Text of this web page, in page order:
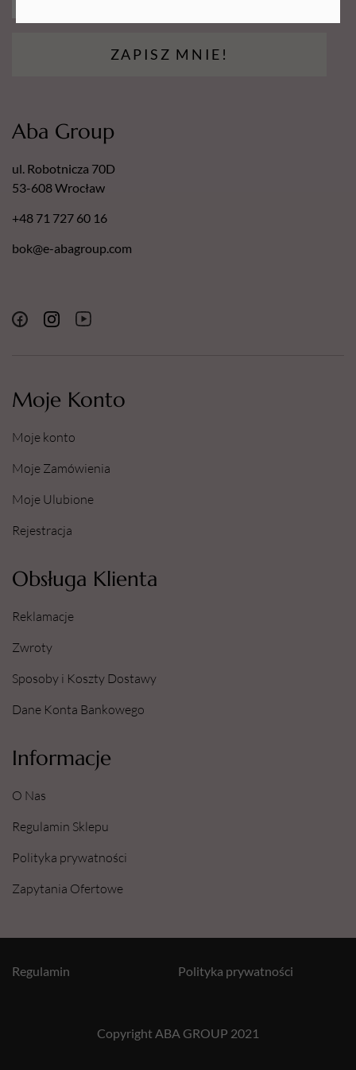
Certyfikat - Europejska gwarancja najwyższej jakości.
ZAPISZ MNIE!
Moje Konto
Moje konto
Moje Zamówienia
Moje Ulubione
Rejestracja
Obsługa Klienta
Reklamacje
Zwroty
Sposoby i Koszty Dostawy
Dane Konta Bankowego
Informacje
O Nas
Regulamin Sklepu
Polityka prywatności
Zapytania Ofertowe
Aba Group
ul. Robotnicza 70D
53-608 Wrocław
+48 71 727 60 16
bok@e-abagroup.com
Copyright ABA GROUP 2021
Polityka prywatności
Regulamin